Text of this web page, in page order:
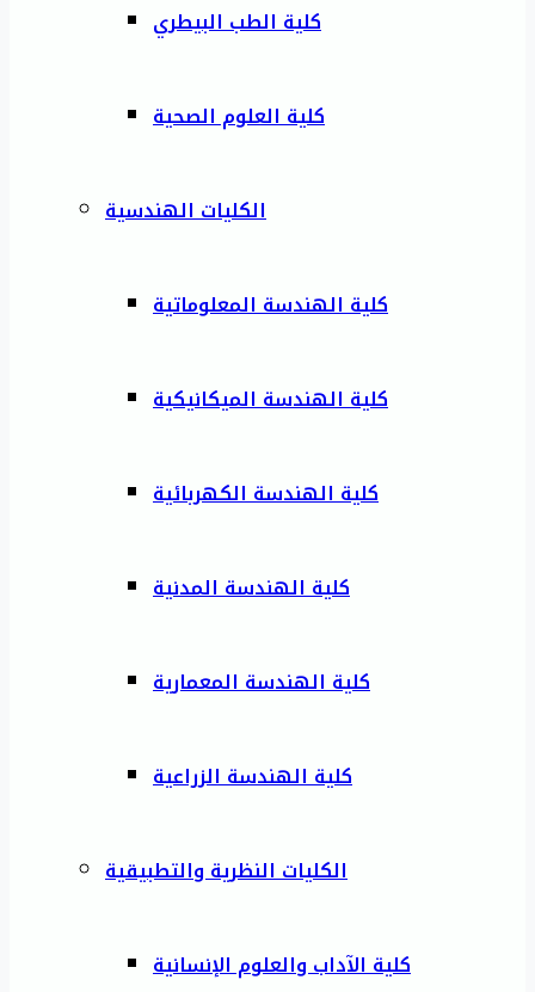
كلية الطب البيطري
كلية العلوم الصحية
الكليات الهندسية
كلية الهندسة المعلوماتية
كلية الهندسة الميكانيكية
كلية الهندسة الكهربائية
كلية الهندسة المدنية
كلية الهندسة المعمارية
كلية الهندسة الزراعية
الكليات النظرية والتطبيقية
كلية الآداب والعلوم الإنسانية